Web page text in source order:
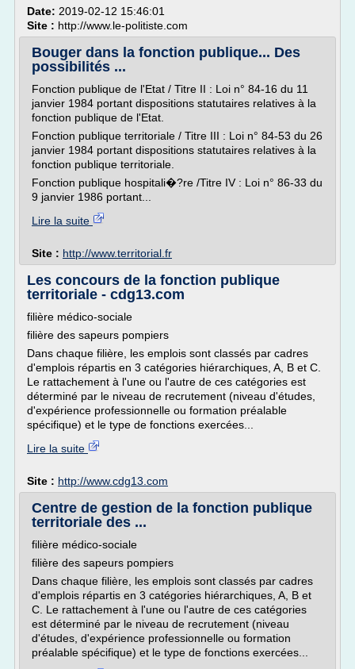
Date: 2019-02-12 15:46:01
Site : http://www.le-politiste.com
Bouger dans la fonction publique... Des
possibilités ...
Fonction publique de l'Etat / Titre II : Loi n° 84-16 du 11
janvier 1984 portant dispositions statutaires relatives à la
fonction publique de l'Etat.
Fonction publique territoriale / Titre III : Loi n° 84-53 du 26
janvier 1984 portant dispositions statutaires relatives à la
fonction publique territoriale.
Fonction publique hospitali�?re /Titre IV : Loi n° 86-33 du
9 janvier 1986 portant...
Lire la suite
Site : http://www.territorial.fr
Les concours de la fonction publique
territoriale - cdg13.com
filière médico-sociale
filière des sapeurs pompiers
Dans chaque filière, les emplois sont classés par cadres
d'emplois répartis en 3 catégories hiérarchiques, A, B et C.
Le rattachement à l'une ou l'autre de ces catégories est
déterminé par le niveau de recrutement (niveau d'études,
d'expérience professionnelle ou formation préalable
spécifique) et le type de fonctions exercées...
Lire la suite
Site : http://www.cdg13.com
Centre de gestion de la fonction publique
territoriale des ...
filière médico-sociale
filière des sapeurs pompiers
Dans chaque filière, les emplois sont classés par cadres
d'emplois répartis en 3 catégories hiérarchiques, A, B et
C. Le rattachement à l'une ou l'autre de ces catégories
est déterminé par le niveau de recrutement (niveau
d'études, d'expérience professionnelle ou formation
préalable spécifique) et le type de fonctions exercées...